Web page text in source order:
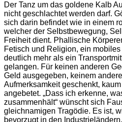
Der Tanz um das goldene Kalb
nicht geschlachtet werden darf.
sich darin befindet wie in einem
welcher der Selbstbewegung,
Freiheit dient. Phallische
Fetisch und Religion, ein
deutlich mehr als ein
gelangen. Für keinen anderen
Geld ausgegeben, keinem
Aufmerksamkeit geschenkt,
angebetet. „Dass ich erkenne,
zusammenhält“ wünscht sich
gleichnamigen Tragödie. Es ist,
bevorzugt in den